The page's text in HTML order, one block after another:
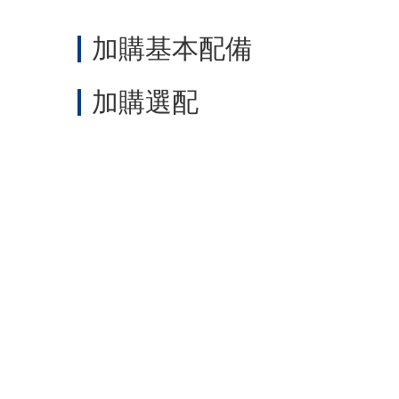
加購基本配備
加購選配